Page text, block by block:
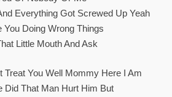
Everything Got Screwed Up Yeah
You Doing Wrong Things
Little Mouth And Ask
Treat You Well Mommy Here I Am
Did That Man Hurt Him But